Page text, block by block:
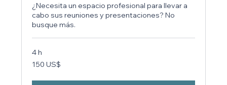
¿Necesita un espacio profesional para llevar a
cabo sus reuniones y presentaciones? No
busque más.
4 h
150
dólares
150 US$